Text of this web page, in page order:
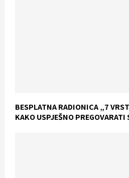
BESPLATNA RADIONICA „7
KAKO USPJEŠNO PREGOVARATI